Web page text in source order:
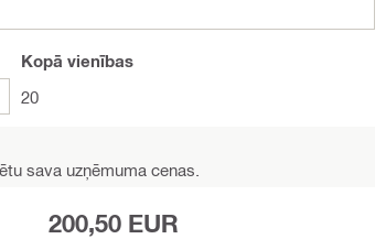
Kopā vienības
20
sava uzņēmuma cenas.
200,50 EUR